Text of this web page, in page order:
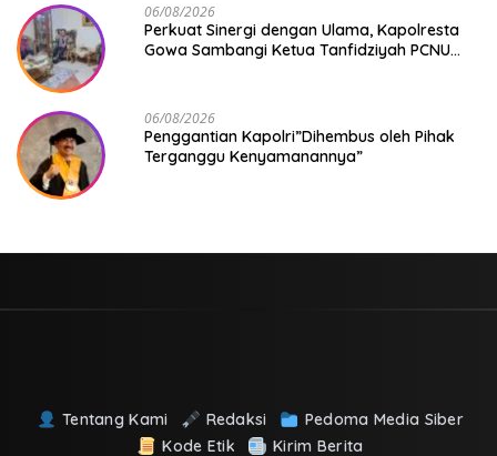
06/08/2026
Perkuat Sinergi dengan Ulama, Kapolresta
Gowa Sambangi Ketua Tanfidziyah PCNU
06/08/2026
Penggantian Kapolri”Dihembus oleh Pihak
Terganggu Kenyamanannya”
Tentang Kami Redaksi
Pedoma Media Siber
Kode Etik
Kirim Berita